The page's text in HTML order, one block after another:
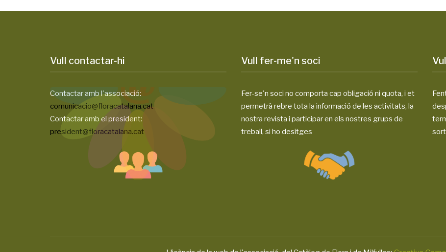
Vull contactar-hi
Contactar amb l'associació:
comunicacio@floracatalana.cat
Contactar amb el president:
president@floracatalana.cat
Vull fer-me'n soci
Fer-se'n soci no comporta cap obligació ni quota, i et
permetrà rebre tota la informació de les activitats, la
nostra revista i participar en els nostres grups de
treball, si ho desitges